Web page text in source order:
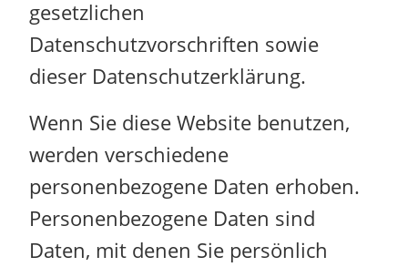
gesetzlichen
Datenschutzvorschriften sowie
dieser Datenschutzerklärung.
Wenn Sie diese Website benutzen,
werden verschiedene
personenbezogene Daten erhoben.
Personenbezogene Daten sind
Daten, mit denen Sie persönlich